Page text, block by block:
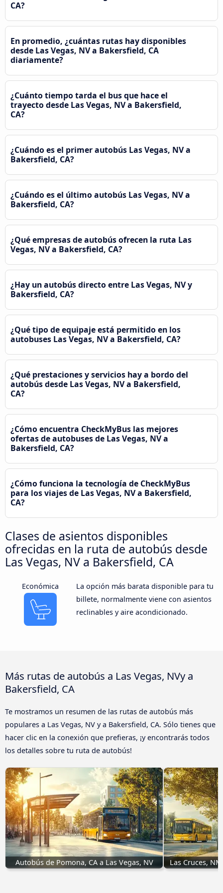
CA?
En promedio, ¿cuántas rutas hay disponibles
desde Las Vegas, NV a Bakersfield, CA
diariamente?
¿Cuánto tiempo tarda el bus que hace el
trayecto desde Las Vegas, NV a Bakersfield,
CA?
¿Cuándo es el primer autobús Las Vegas, NV a
Bakersfield, CA?
¿Cuándo es el último autobús Las Vegas, NV a
Bakersfield, CA?
¿Qué empresas de autobús ofrecen la ruta Las
Vegas, NV a Bakersfield, CA?
¿Hay un autobús directo entre Las Vegas, NV y
Bakersfield, CA?
¿Qué tipo de equipaje está permitido en los
autobuses Las Vegas, NV a Bakersfield, CA?
¿Qué prestaciones y servicios hay a bordo del
autobús desde Las Vegas, NV a Bakersfield,
CA?
¿Cómo encuentra CheckMyBus las mejores
ofertas de autobuses de Las Vegas, NV a
Bakersfield, CA?
¿Cómo funciona la tecnología de CheckMyBus
para los viajes de Las Vegas, NV a Bakersfield,
CA?
Clases de asientos disponibles
ofrecidas en la ruta de autobús desde
Las Vegas, NV a Bakersfield, CA
Económica
La opción más barata disponible para tu
billete, normalmente viene con asientos
reclinables y aire acondicionado.
Más rutas de autobús a Las Vegas, NVy a
Bakersfield, CA
Te mostramos un resumen de las rutas de autobús más
populares a Las Vegas, NV y a Bakersfield, CA. Sólo tienes que
hacer clic en la conexión que prefieras, ¡y encontrarás todos
los detalles sobre tu ruta de autobús!
Autobús de Pomona, CA a Las Vegas, NV Las Cruces,